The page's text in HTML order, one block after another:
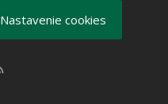
Nastavenie cookies